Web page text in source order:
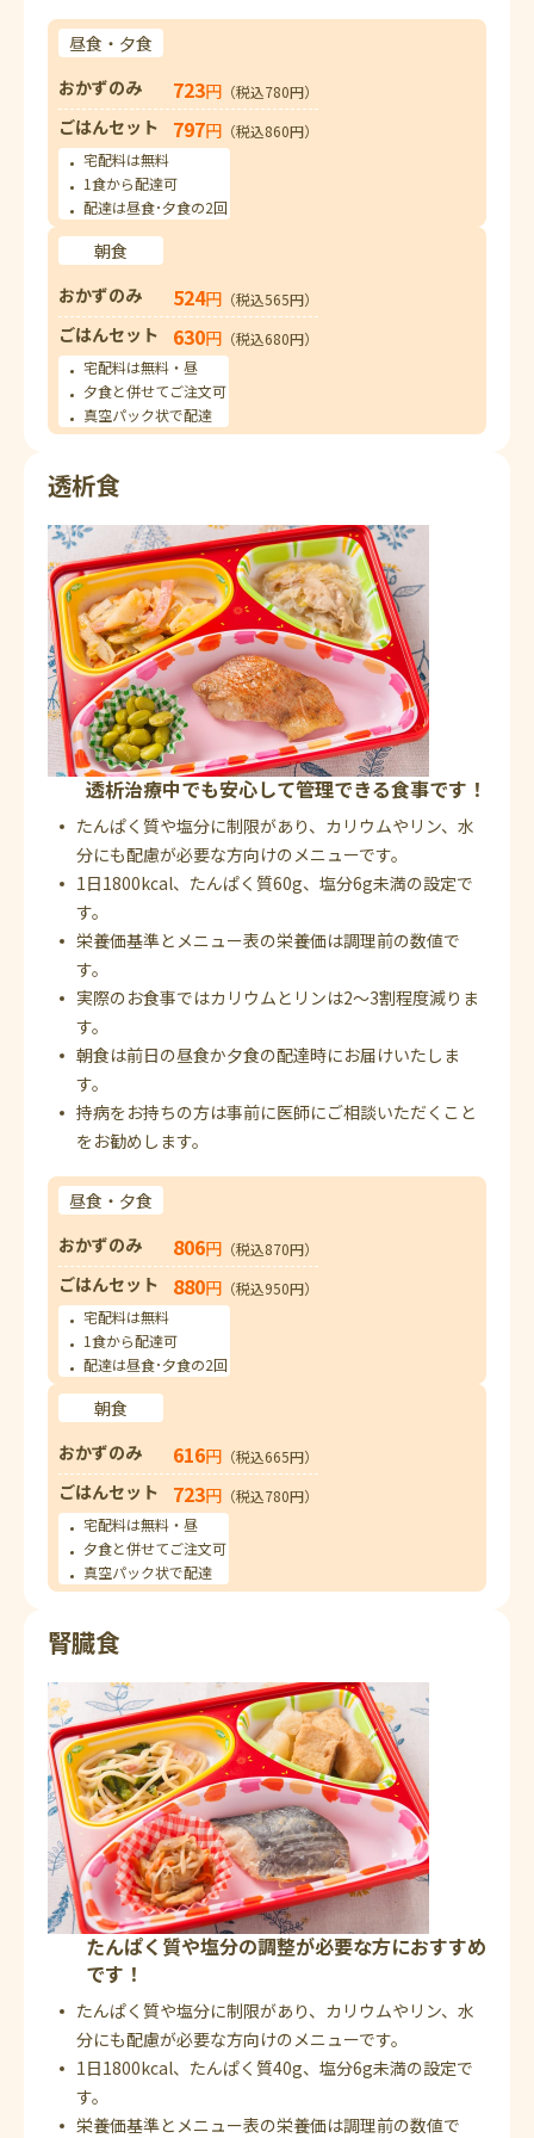
昼食・夕食
おかずのみ
723円 （税込780円）
ごはんセット 797円 （税込860円）
宅配料は無料
1食から配達可
配達は昼食･夕食の2回
朝食
おかずのみ
524円 （税込565円）
ごはんセット 630円 （税込680円）
宅配料は無料・昼
夕食と併せてご注文可
真空パック状で配達
透析食
透析治療中でも安心して管理できる食事です！
たんぱく質や塩分に制限があり、カリウムやリン、水
分にも配慮が必要な方向けのメニューです。
1日1800kcal、たんぱく質60g、塩分6g未満の設定で
す。
栄養価基準とメニュー表の栄養価は調理前の数値で
す。
実際のお食事ではカリウムとリンは2～3割程度減りま
す。
朝食は前日の昼食か夕食の配達時にお届けいたしま
す。
持病をお持ちの方は事前に医師にご相談いただくこと
をお勧めします。
昼食・夕食
おかずのみ
806円 （税込870円）
ごはんセット 880円 （税込950円）
宅配料は無料
1食から配達可
配達は昼食･夕食の2回
朝食
おかずのみ
616円 （税込665円）
ごはんセット 723円 （税込780円）
宅配料は無料・昼
夕食と併せてご注文可
真空パック状で配達
腎臓食
たんぱく質や塩分の調整が必要な方におすすめ
です！
たんぱく質や塩分に制限があり、カリウムやリン、水
分にも配慮が必要な方向けのメニューです。
1日1800kcal、たんぱく質40g、塩分6g未満の設定で
す。
栄養価基準とメニュー表の栄養価は調理前の数値で